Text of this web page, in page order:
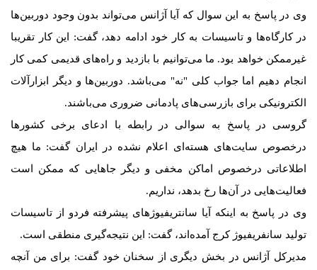
وی در پاسخ به این سوال که آیا آژانس می‌تواند بدون وجود دوربین‌ها
در کارگاه‌ها و تاسیسات به کار خود ادامه دهد، گفت: این کار تقریبا
غیرممکن خواهد بود. ما می‌توانیم با بازدید و راه‌های قدیمی کمی کار
انجام دهیم اما جواب کلی "نه" می‌باشد. دوربین‌ها و دیگر ابزارآلات
الکترونیکی برای بازرسی‌های پادمانی ضروری می‌باشند.
گروسی در پاسخ به سوالی در رابطه با ادعای برخی کشورها
درخصوص سایت‌های هسته‌ای اعلام نشده در ایران گفت: ما هیچ
اطلاعاتی درخصوص اماکن مخفی و دیگر جاهایی که ممکن است
فعالیت‌هایی در آن‌ها رخ بدهد، نداریم.
وی در پاسخ به اینکه آیا سانتریفیوژهای پیشرفته فردو از تاسیسات
تولید سانفریفیوژ کرج آمده‌اند، گفت: این نتیجه‌گیری منطقی است.
مدیرکل آژانس در بخش دیگری از سخنان خود گفت: برای من آنچه